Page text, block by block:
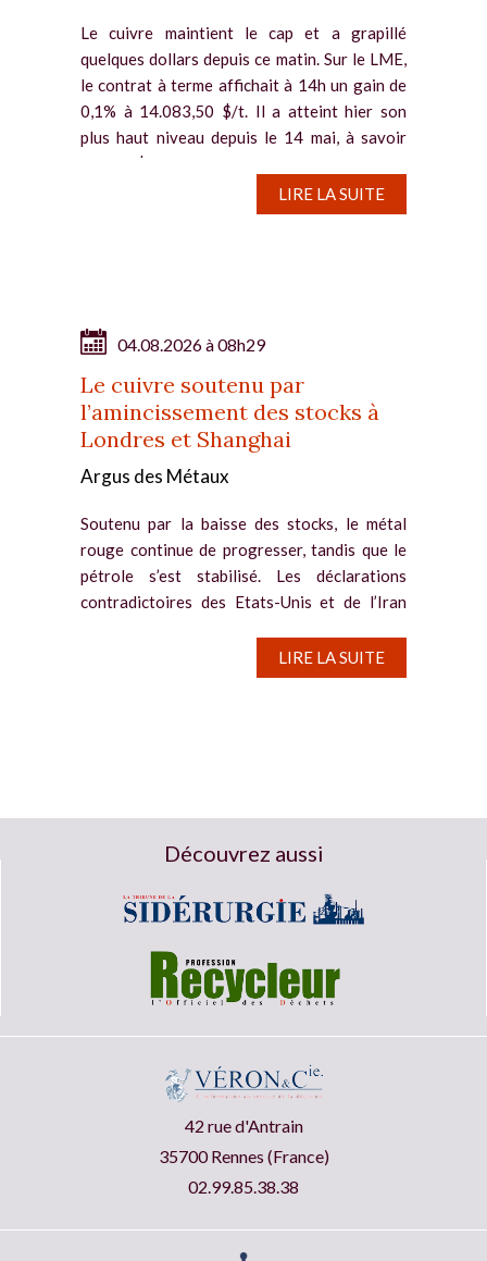
Le cuivre maintient le cap et a grapillé
quelques dollars depuis ce matin. Sur le LME,
le contrat à terme affichait à 14h un gain de
0,1% à 14.083,50 $/t. Il a atteint hier son
plus haut niveau depuis le 14 mai, à savoir
14.117 $/t. Des...
LIRE LA SUITE
04.08.2026 à 08h29
Le cuivre soutenu par
l’amincissement des stocks à
Londres et Shanghai
Argus des Métaux
Soutenu par la baisse des stocks, le métal
rouge continue de progresser, tandis que le
pétrole s’est stabilisé. Les déclarations
contradictoires des Etats-Unis et de l’Iran
LIRE LA SUITE
Découvrez aussi
42 rue d'Antrain
35700 Rennes (France)
02.99.85.38.38